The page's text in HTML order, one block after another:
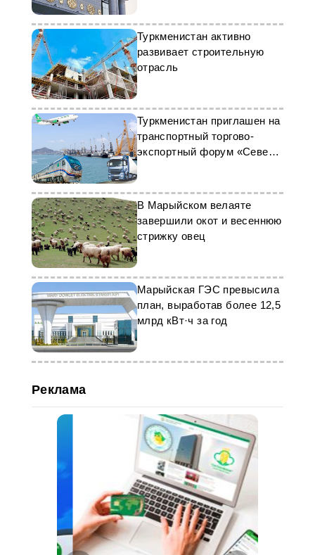
Туркменистан активно
развивает строительную
отрасль
Туркменистан приглашен на
транспортный торгово-
экспортный форум «Север-
Юг»
В Марыйском велаяте
завершили окот и весеннюю
стрижку овец
Марыйская ГЭС превысила
план, выработав более 12,5
млрд кВт·ч за год
Реклама